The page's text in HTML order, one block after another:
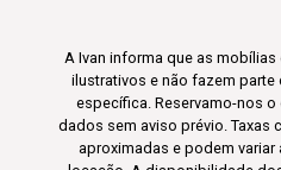
A Ivan informa que as
ilustrativos e não fazem
específica. Reservamo-nos
dados sem aviso prévio. Taxas
aproximadas e podem